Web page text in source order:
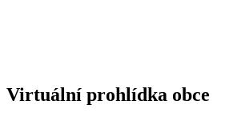
Virtuální prohlídka obce